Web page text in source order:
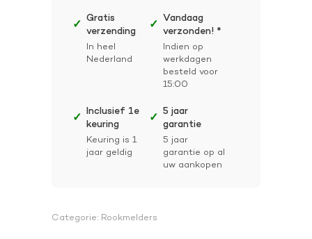
✓ Gratis
verzending
In heel
Nederland
✓ Vandaag
verzonden! *
Indien op
werkdagen
besteld voor
15:00
✓ Inclusief 1e
keuring
Keuring is 1
jaar geldig
✓ 5 jaar
garantie
5 jaar
garantie op al
uw aankopen
Categorie: Rookmelders